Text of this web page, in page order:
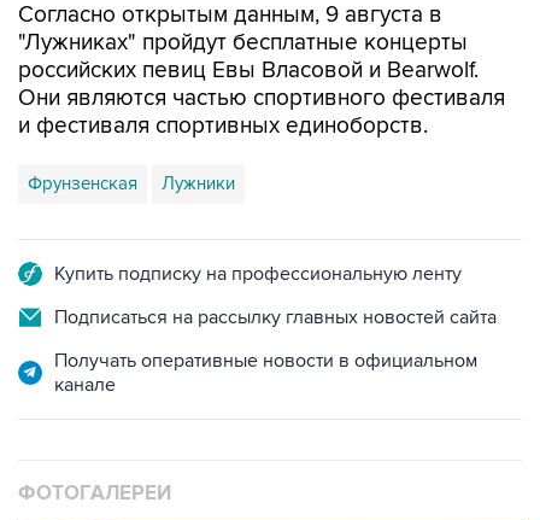
Согласно открытым данным, 9 августа в
"Лужниках" пройдут бесплатные концерты
российских певиц Евы Власовой и Bearwolf.
Они являются частью спортивного фестиваля
и фестиваля спортивных единоборств.
Фрунзенская Лужники
Купить подписку на профессиональную ленту
Подписаться на рассылку главных новостей сайта
Получать оперативные новости в официальном
канале
ФОТОГАЛЕРЕИ